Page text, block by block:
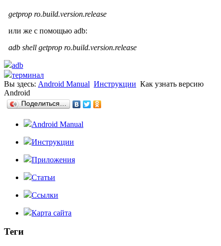
getprop ro.build.version.release
или же с помощью adb:
adb shell getprop ro.build.version.release
adb
терминал
Вы здесь: Android Manual Инструкции Как узнать версию
Android
Поделиться…
Android Manual
Инструкции
Приложения
Статьи
Ссылки
Карта сайта
Теги